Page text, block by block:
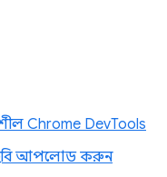
Chrome DevTools
ছবি আপলোড করুন